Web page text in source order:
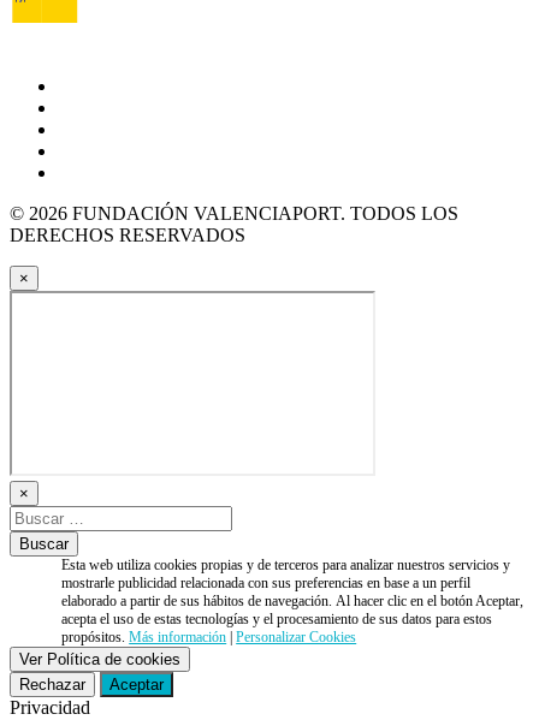
© 2026 FUNDACIÓN VALENCIAPORT. TODOS LOS
DERECHOS RESERVADOS
×
×
Esta web utiliza cookies propias y de terceros para analizar nuestros servicios y
mostrarle publicidad relacionada con sus preferencias en base a un perfil
elaborado a partir de sus hábitos de navegación. Al hacer clic en el botón Aceptar,
acepta el uso de estas tecnologías y el procesamiento de sus datos para estos
propósitos.Más información |Personalizar Cookies
Ver Política de cookies
Rechazar
Aceptar
Privacidad